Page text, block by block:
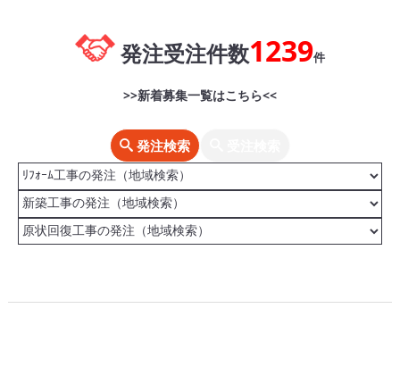
発注受注件数1239件
>>新着募集一覧はこちら<<
発注検索